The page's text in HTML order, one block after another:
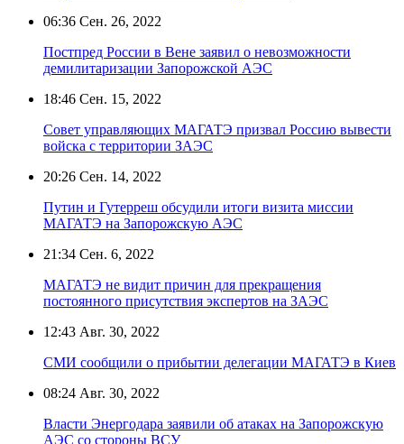
06:36 Сен. 26, 2022
Постпред России в Вене заявил о невозможности
демилитаризации Запорожской АЭС
18:46 Сен. 15, 2022
Совет управляющих МАГАТЭ призвал Россию вывести
войска с территории ЗАЭС
20:26 Сен. 14, 2022
Путин и Гутерреш обсудили итоги визита миссии
МАГАТЭ на Запорожскую АЭС
21:34 Сен. 6, 2022
МАГАТЭ не видит причин для прекращения
постоянного присутствия экспертов на ЗАЭС
12:43 Авг. 30, 2022
СМИ сообщили о прибытии делегации МАГАТЭ в Киев
08:24 Авг. 30, 2022
Власти Энергодара заявили об атаках на Запорожскую
АЭС со стороны ВСУ